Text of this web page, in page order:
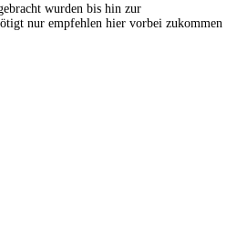
wurden bis hin zur
nur empfehlen hier vorbei zukommen